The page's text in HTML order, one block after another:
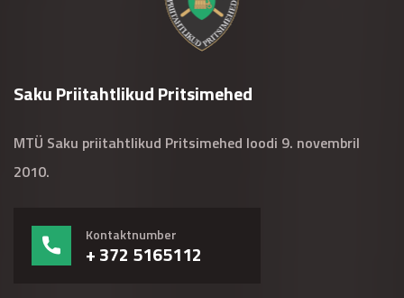
Saku Priitahtlikud Pritsimehed
MTÜ Saku priitahtlikud Pritsimehed loodi 9. novembril
2010.
Kontaktnumber
+ 372 5165112